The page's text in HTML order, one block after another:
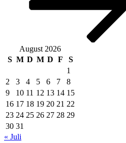
August 2026
S M D M D F
S
1
2
3 4 5 6 7
8
9
10 11 12 13 14 15
16 17 18 19 20 21 22
23 24 25 26 27 28 29
30 31
« Juli